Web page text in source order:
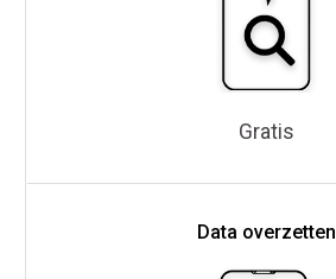
Gratis
Data overzetten